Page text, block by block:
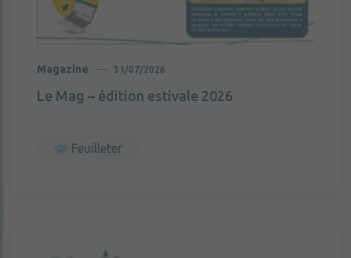
Magazine 31/07/2026
Le Mag – édition estivale 2026
Feuilleter